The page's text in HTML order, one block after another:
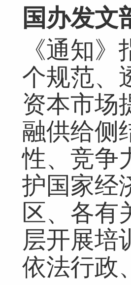
国办发文
《通知
个规范、
资本市场
融供给侧
性、竞争
护国家经
区、各有
层开展培
依法行政